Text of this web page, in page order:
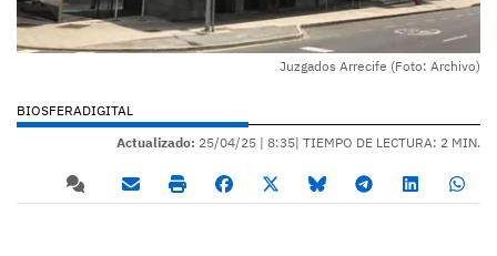
Juzgados Arrecife (Foto: Archivo)
BIOSFERADIGITAL
Actualizado: 25/04/25 | 8:35| TIEMPO DE LECTURA: 2 MIN.